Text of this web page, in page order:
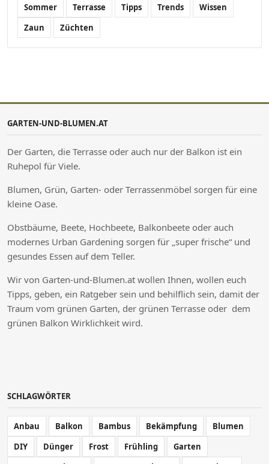
Sommer
Terrasse Tipps Trends
Wissen
Zaun
Züchten
GARTEN-UND-BLUMEN.AT
Der Garten, die Terrasse oder auch nur der Balkon ist ein
Ruhepol für Viele.
Blumen, Grün, Garten- oder Terrassenmöbel sorgen für eine
kleine Oase.
Obstbäume, Beete, Hochbeete, Balkonbeete oder auch
modernes Urban Gardening sorgen für „super frische“ und
gesundes Essen auf dem Teller.
Wir von Garten-und-Blumen.at wollen Ihnen, wollen euch
Tipps, geben, ein Ratgeber sein und behilflich sein, damit der
Traum vom grünen Garten, der grünen Terrasse oder dem
grünen Balkon Wirklichkeit wird.
SCHLAGWÖRTER
Anbau Balkon Bambus Bekämpfung
Blumen
DIY
Dünger Frost Frühling
Garten